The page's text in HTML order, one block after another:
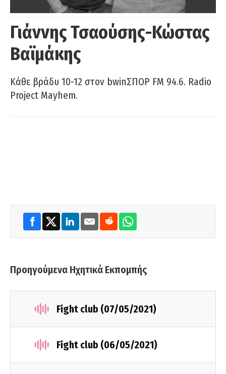
Γιάννης Τσαούσης-Κώστας
Βαϊμάκης
Κάθε βράδυ 10-12 στον bwinΣΠΟΡ FM 94.6. Radio
Project Mayhem.
Προηγούμενα Ηχητικά Εκπομπής
Fight club (07/05/2021)
Fight club (06/05/2021)